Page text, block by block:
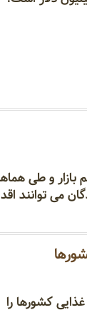
و طی
می توانند
غذایی کشور‌ها را